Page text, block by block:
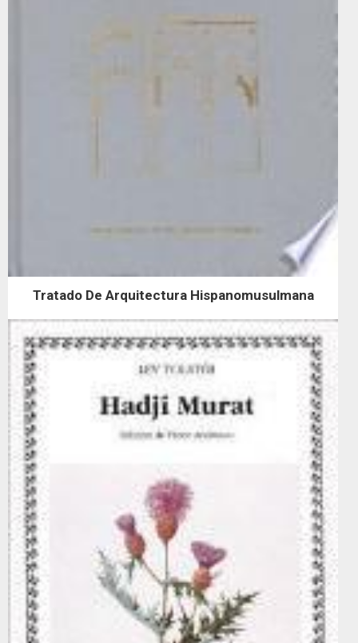
Tratado De Arquitectura Hispanomusulmana